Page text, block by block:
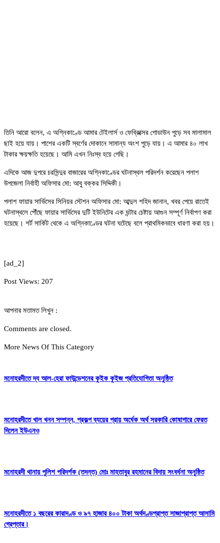
তিনি আরো বলেন, এ অগ্নিকাণ্ডে আমার টেইলার্স ও ফেব্রিক্সের গোডাউন পুড়ে সব মালামাল
ছাই হয়ে যায়। পাশের একটি স্বর্ণের দোকানে সামান্য অংশ পুড়ে যায়। এ আমার ৪০ লাখ
টাকার ক্ষয়ক্ষতি হয়েছে। আমি এখন নিঃস্ব হয়ে গেছি।
এদিকে আজ দুপরে চরসিন্দুর বাজারের অগ্নিকাণ্ডের ঘটনাস্থল পরিদর্শন করেছেন পলাশ
উপজেলা নির্বাহী অফিসার মো: আবু বক্কর সিদ্দিকী।
পলাশ ফায়ার সার্ভিসের সিনিয়র স্টেশন অফিসার মো: আব্দুল শহিদ জানান, খবর পেয়ে রাতেই
ঘটনাস্থলে পৌঁছে ফায়ার সার্ভিসের দুটি ইউনিটের এক ঘন্টার চেষ্টায় আগুন সম্পূর্ণ নির্বাপণ করা
হয়েছে। শর্ট সার্কিট থেকে এ অগ্নিকাণ্ডের ঘটনা ঘটেছে বলে প্রাথমিকভাবে ধারণা করা হয়।
[ad_2]
Post Views: 207
আপনার মতামত লিখুন :
Comments are closed.
More News Of This Category
মনোহরদীতে দ্য আল-হেরা ফাউন্ডেশনের কুইক কুইজ প্রতিযোগিতা অনুষ্ঠিত
মনোহরদীতে খাল খনন সম্পন্ন, প্রকল্প ব্যয়ের প্রায় অর্ধেক অর্থ সরকারি কোষাগারে ফেরত
দিলেন ইউএনও
মনোহরদী থানায় পুলিশ পরিদর্শক (তদন্ত) মোঃ মাহতাবুর রহমানের বিদায় সংবর্ধনা অনুষ্ঠিত
মনোহরদীতে ১ বছরের কারাদণ্ড ও ৯৭ হাজার ৪০০ টাকা অর্থদণ্ডপ্রাপ্ত সাজাপ্রাপ্ত আসামি
গ্রেপ্তার।